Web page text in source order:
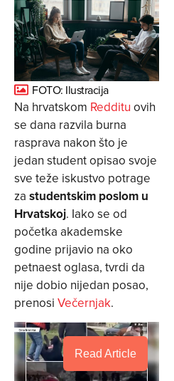
FOTO: Ilustracija
Na hrvatskom Redditu ovih
se dana razvila burna
rasprava nakon što je
jedan student opisao svoje
sve teže iskustvo potrage
za studentskim poslom u
Hrvatskoj. Iako se od
početka akademske
godine prijavio na oko
petnaest oglasa, tvrdi da
nije dobio nijedan posao,
prenosi Večernjak.
Read Article